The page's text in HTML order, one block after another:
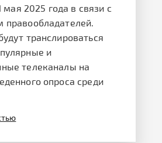
мая 2025 года в связи с
правообладателей.
транслироваться
и
телеканалы на
опроса среди